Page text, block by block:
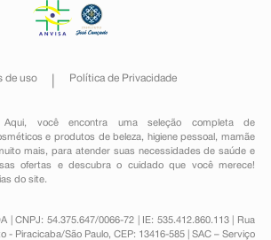
de uso Política de Privacidade
Aqui, você encontra uma seleção completa de
e produtos de beleza, higiene pessoal ,mamãe
mais, para atender suas necessidades de saúde e
ofertas e descubra o cuidado que você merece!
do site.
| CNPJ: 54.375.647/0066-72 | IE: 535.412.860.113 | Rua
- Piracicaba/São Paulo, CEP: 13416-585 | SAC – Serviço